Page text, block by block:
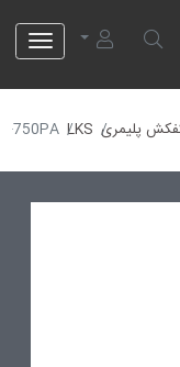
پلیمری LKS
750PA